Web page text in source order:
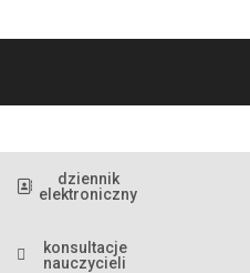
dziennik
elektroniczny
konsultacje
nauczycieli